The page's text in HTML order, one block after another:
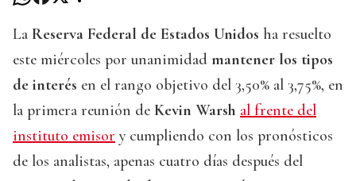
La Reserva Federal de Estados Unidos ha resuelto
este miércoles por unanimidad mantener los tipos
de interés en el rango objetivo del 3,50% al 3,75%, en
la primera reunión de Kevin Warsh al frente del
instituto emisor y cumpliendo con los pronósticos
de los analistas, apenas cuatro días después del